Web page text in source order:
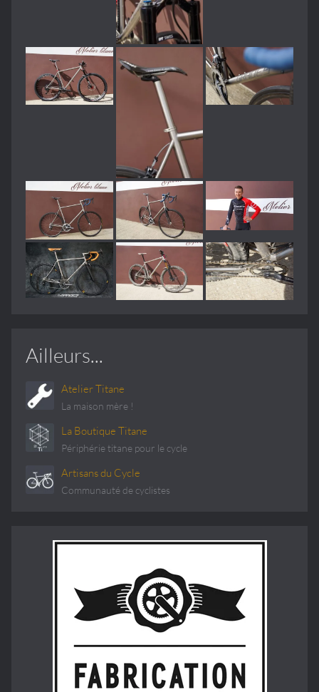
Ailleurs...
Atelier Titane
La maison mère !
La Boutique Titane
Périphérie titane pour le cycle
Artisans du Cycle
Communauté de cyclistes